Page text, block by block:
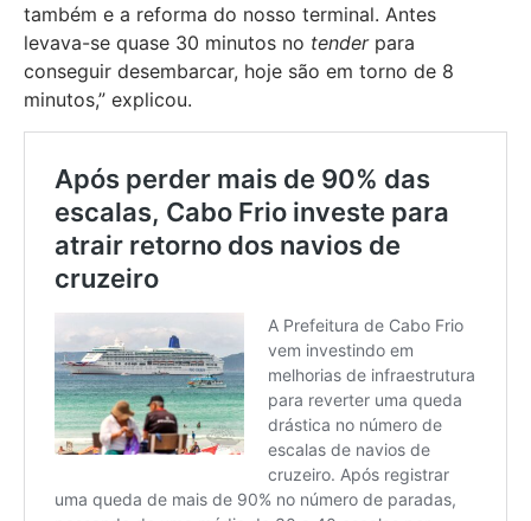
também e a reforma do nosso terminal. Antes
levava-se quase 30 minutos no tenderpara
conseguir desembarcar, hoje são em torno de 8
minutos,” explicou.